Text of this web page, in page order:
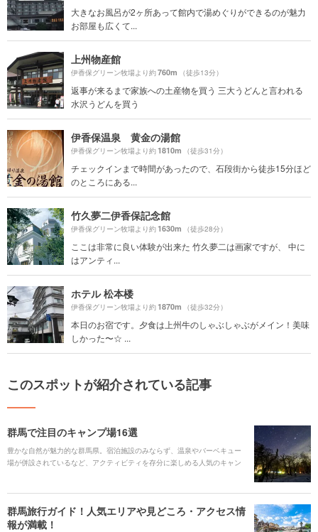
大きなお風呂が2ヶ所あって館内で湯めぐりができるのが魅力
お部屋も広くて...
上州物産館
伊香保グリーン牧場より約760m （徒歩13分）
返事が来るまで家族への土産物を買う 三大うどんと言われる
水沢うどんを買う
伊香保温泉 黄金の湯館
伊香保グリーン牧場より約1810m （徒歩31分）
チェックインまで時間があったので、石段街から徒歩15分ほど
のところにある...
竹久夢二伊香保記念館
伊香保グリーン牧場より約1630m （徒歩28分）
ここは非常に良い体験が出来た 竹久夢二は画家ですが、 中に
はアンティ...
ホテル 松本楼
伊香保グリーン牧場より約1870m （徒歩32分）
本日のお宿です。夕食は上州牛のしゃぶしゃぶがメイン！美味
しかった〜☆ ...
このスポットが紹介されている記事
群馬で注目のキャンプ場16選
豊かな自然が魅力的な群馬県。宿泊施設のみならず、温泉やバーベキュー
場が併設されているなど、アクティビティを存分に楽しめる人気のキャン
群馬旅行ガイド！人気エリアや見どころ・アクセス情
報が満載！